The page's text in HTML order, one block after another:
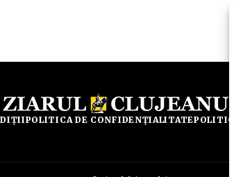
POLITICA DE CONFIDENȚIALITATE